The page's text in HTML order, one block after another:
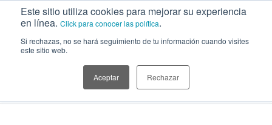
Este sitio utiliza cookies para mejorar su experiencia
en línea. Click para conocer las política.
Si rechazas, no se hará seguimiento de tu información cuando visites
este sitio web.
Aceptar Rechazar
MITSUBISHI MOTORS | BLOG
Información sobre nuestras camionetas, tips para cuidar el auto,
playlists, recetas, planes, estilo de vida y más temáticas de interés